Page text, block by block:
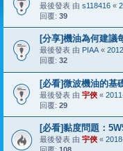
最後發表 由 s118416 «
回覆: 39
[分享]機油為何建議
最後發表 由 PIAA «
回覆: 32
[必看]微波機油的基
最後發表 由 宇俠 «
回覆: 29
[必看]黏度問題：
最後發表 由 宇俠 «